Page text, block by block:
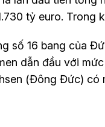
tỷ euro. Trong
số 16 bang của
dẫn đầu với
(Đông Đức) có